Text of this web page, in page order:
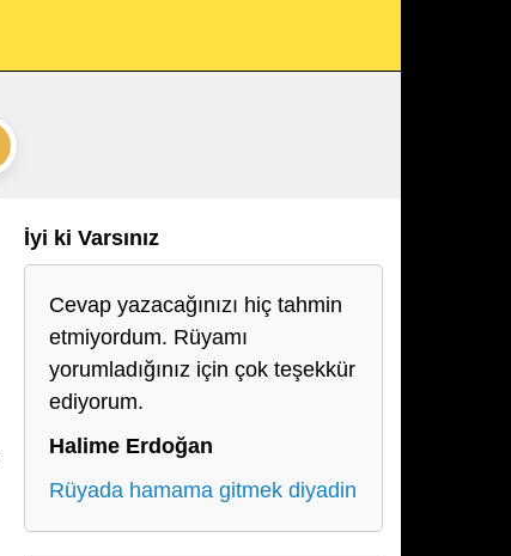
İyi ki Varsınız
Cevap yazacağınızı hiç tahmin
etmiyordum. Rüyamı
yorumladığınız için çok teşekkür
ediyorum.
Halime Erdoğan
Rüyada hamama gitmek diyadin